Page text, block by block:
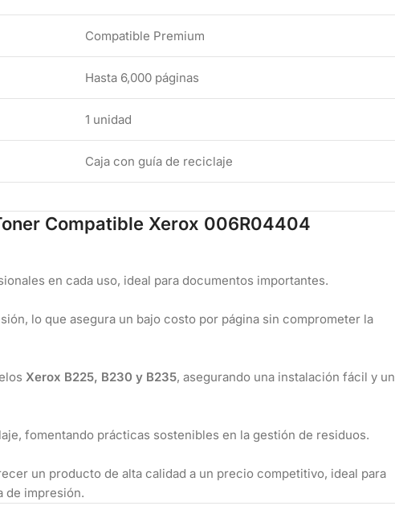
Compatible Premium
Hasta 6,000 páginas
1 unidad
Caja con guía de reciclaje
Compatible Xerox 006R04404
en cada uso, ideal para documentos importantes.
lo que asegura un bajo costo por página sin comprometer la
Xerox B225, B230 y B235, asegurando una instalación fácil y un
fomentando prácticas sostenibles en la gestión de residuos.
un producto de alta calidad a un precio competitivo, ideal para
de impresión.